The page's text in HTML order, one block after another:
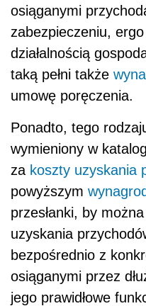
osiąganymi
zabezpieczeniu,
działalnością
taką pełni także
umowę poręczenia.
Ponadto, tego
wymieniony w
za koszty uzyskania
powyższym
przesłanki, by
uzyskania
bezpośrednio z
osiąganymi przez
jego prawidłowe